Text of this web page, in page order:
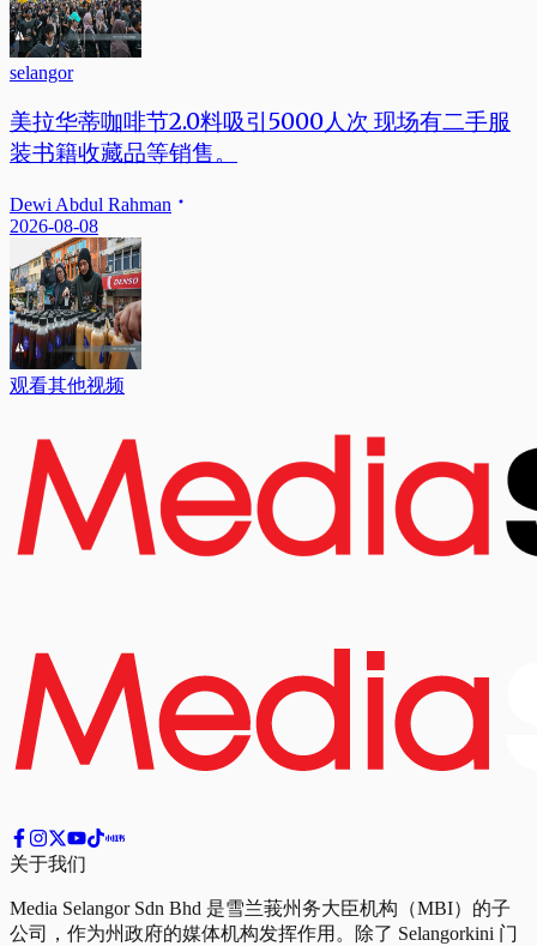
selangor
美拉华蒂咖啡节2.0料吸引5000人次 现场有二手服
装书籍收藏品等销售。
Dewi Abdul Rahman
2026-08-08
观看其他视频
关于我们
Media Selangor Sdn Bhd 是雪兰莪州务大臣机构（MBI）的子
公司，作为州政府的媒体机构发挥作用。除了 Selangorkini 门